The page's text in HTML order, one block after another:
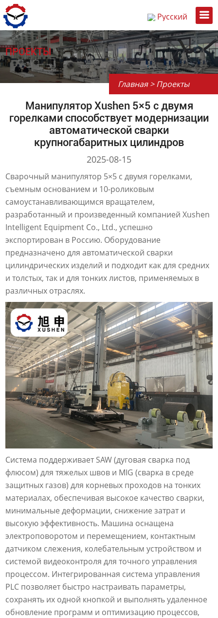
Русский
English
中文
ПРОЕКТЫ
Главная>Проекты
Манипулятор Xushen 5×5 с двумя
горелками способствует модернизации
автоматической сварки
крупногабаритных цилиндров
2025-08-15
Сварочный манипулятор 5×5 с двумя горелками,
съемным основанием и 10-роликовым
самоустанавливающимся вращателем,
разработанный и произведенный компанией Xushen
Intelligent Equipment Co., Ltd., успешно
экспортирован в Россию. Оборудование
предназначено для автоматической сварки
цилиндрических изделий и подходит как для средних
и толстых, так и для тонких листов, применяемых в
различных отраслях.
Система поддерживает SAW (дуговая сварка под
флюсом) для тяжелых швов и MIG (сварка в среде
защитных газов) для корневых проходов на тонких
материалах, обеспечивая высокое качество сварки,
минимальные деформации, снижение затрат и
высокую эффективность. Машина оснащена
электроповоротом и перемещением, контактным
датчиком слежения, колебательным устройством и
системой видеоконтроля для точного управления
процессом. Интегрированная система управления
PLC позволяет быстро настраивать параметры,
сохранять их одной кнопкой и выполнять удаленное
обновление программ и оптимизацию процессов,